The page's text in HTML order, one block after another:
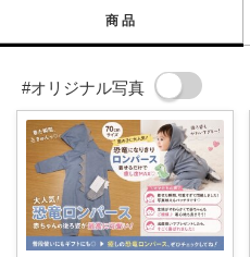
商品
#オリジナル写真